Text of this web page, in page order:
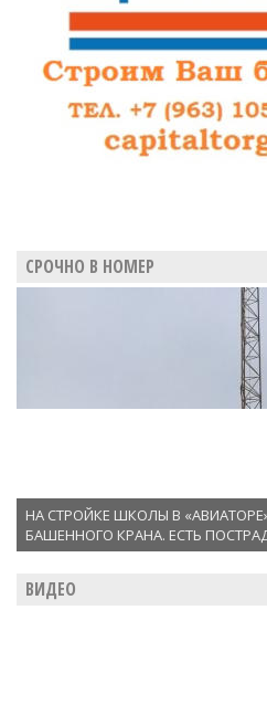
СРОЧНО В НОМЕР
НА СТРОЙКЕ ШКОЛЫ В
БАШЕННОГО КРАНА. ЕСТЬ
ВИДЕО